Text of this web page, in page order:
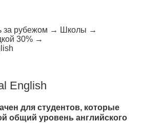
за рубежом
Школы
30%
English
для студентов, которые
общий уровень английского